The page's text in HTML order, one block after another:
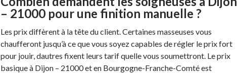
– 21000 pour une finition manuelle ?
Les prix diffèrent à la tête du client. Certaines masseuses vous
chaufferont jusqu’à ce que vous soyez capables de régler le prix fort
pour jouir, dautres fixent leurs tarif quelle vous soumettront. Le prix
basique à Dijon – 21000 et en Bourgogne-Franche-Comté est